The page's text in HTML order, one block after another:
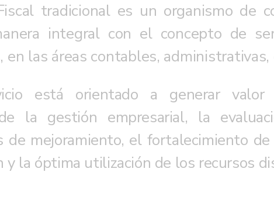
tradicional es un organismo
integral con el concepto de
en las áreas contables,
está orientado a generar valor
la gestión empresarial, la
de mejoramiento, el fortalecimiento
y la óptima utilización de los recursos